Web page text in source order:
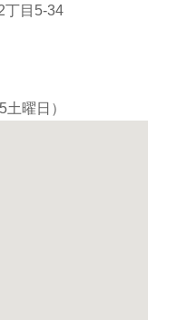
目5-34
曜日）